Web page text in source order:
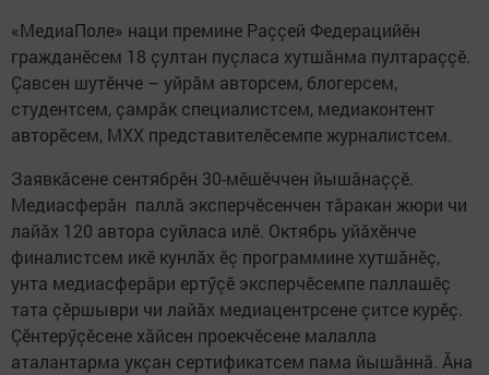
«МедиаПоле» наци премине Раççей Федерацийӗн
гражданӗсем 18 çултан пуçласа хутшăнма пултараççӗ.
Çавсен шутӗнче – уйрӑм авторсем, блогерсем,
студентсем, çамрӑк специалистсем, медиаконтент
авторӗсем, МХХ представителӗсемпе журналистсем.
Заявкӑсене сентябрӗн 30-мӗшӗччен йышӑнаççӗ.
Медиасферӑн паллӑ эксперчӗсенчен тăракан жюри чи
лайӑх 120 автора суйласа илӗ. Октябрь уйӑхӗнче
финалистсем икӗ кунлӑх ӗç программине хутшӑнӗç,
унта медиасферӑри ертӳçӗ эксперчӗсемпе паллашӗç
тата çӗршыври чи лайӑх медиацентрсене çитсе курӗç.
Çӗнтерӳçӗсене хӑйсен проекчӗсене малалла
аталантарма укçан сертификатсем пама йышăннă. Ăна